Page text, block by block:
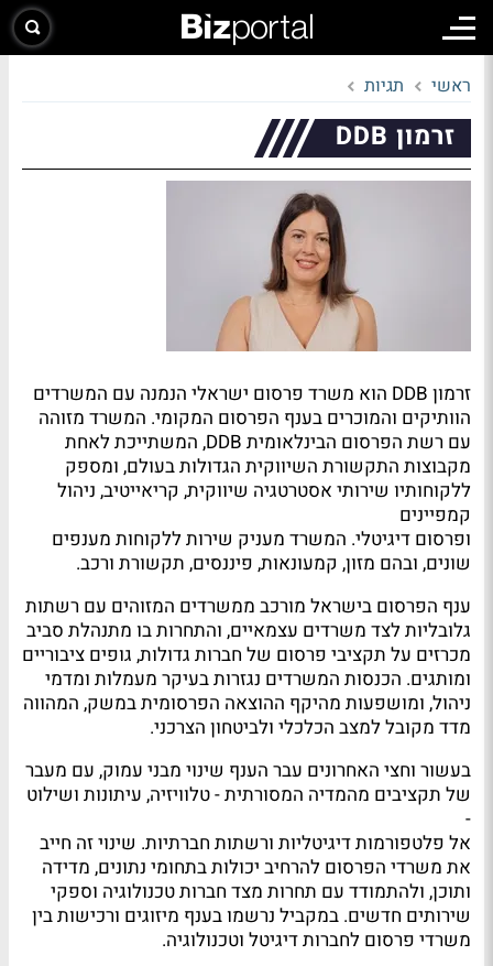
ראשי תגיות
זרמון DDB
זרמון DDB הוא משרד פרסום ישראלי הנמנה עם המשרדים
הוותיקים והמוכרים בענף הפרסום המקומי. המשרד מזוהה
עם רשת הפרסום הבינלאומית DDB, המשתייכת לאחת
מקבוצות התקשורת השיווקית הגדולות בעולם, ומספק
ללקוחותיו שירותי אסטרטגיה שיווקית, קריאייטיב, ניהול
קמפיינים
ופרסום דיגיטלי. המשרד מעניק שירות ללקוחות מענפים
שונים, ובהם מזון, קמעונאות, פיננסים, תקשורת ורכב.
ענף הפרסום בישראל מורכב ממשרדים המזוהים עם רשתות
גלובליות לצד משרדים עצמאיים, והתחרות בו מתנהלת סביב
מכרזים על תקציבי פרסום של חברות גדולות, גופים ציבוריים
ומותגים. הכנסות המשרדים נגזרות בעיקר מעמלות ומדמי
ניהול, ומושפעות מהיקף ההוצאה הפרסומית במשק, המהווה
מדד מקובל למצב הכלכלי ולביטחון הצרכני.
בעשור וחצי האחרונים עבר הענף שינוי מבני עמוק, עם מעבר
של תקציבים מהמדיה המסורתית - טלוויזיה, עיתונות ושילוט
-
אל פלטפורמות דיגיטליות ורשתות חברתיות. שינוי זה חייב
את משרדי הפרסום להרחיב יכולות בתחומי נתונים, מדידה
ותוכן, ולהתמודד עם תחרות מצד חברות טכנולוגיה וספקי
שירותים חדשים. במקביל נרשמו בענף מיזוגים ורכישות בין
משרדי פרסום לחברות דיגיטל וטכנולוגיה.